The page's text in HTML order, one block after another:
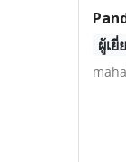
ผู้เ